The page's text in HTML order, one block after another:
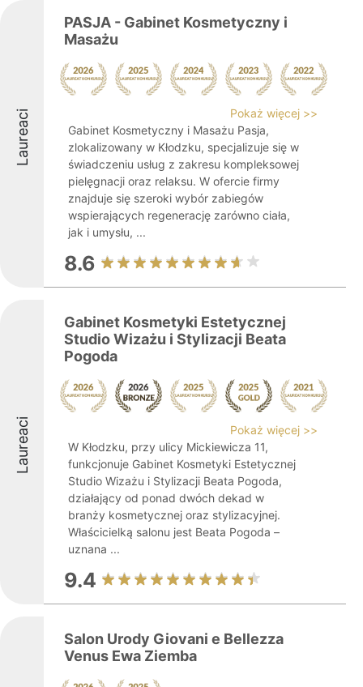
Laureaci
PASJA - Gabinet Kosmetyczny i
Masażu
Pokaż więcej >>
Gabinet Kosmetyczny i Masażu Pasja,
zlokalizowany w Kłodzku, specjalizuje się w
świadczeniu usług z zakresu kompleksowej
pielęgnacji oraz relaksu. W ofercie firmy
znajduje się szeroki wybór zabiegów
wspierających regenerację zarówno ciała,
jak i umysłu, ...
8.6
Laureaci
Gabinet Kosmetyki Estetycznej
Studio Wizażu i Stylizacji Beata
Pogoda
Pokaż więcej >>
W Kłodzku, przy ulicy Mickiewicza 11,
funkcjonuje Gabinet Kosmetyki Estetycznej
Studio Wizażu i Stylizacji Beata Pogoda,
działający od ponad dwóch dekad w
branży kosmetycznej oraz stylizacyjnej.
Właścicielką salonu jest Beata Pogoda –
uznana ...
9.4
Salon Urody Giovani e Bellezza
Venus Ewa Ziemba